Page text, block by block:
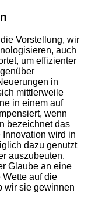
Vorstellung, wir
auch
um effizienter
in
mittlerweile
in einem auf
wenn
bezeichnet das
wird in
dazu genutzt
auszubeuten.
Glaube an eine
auf die
wir sie gewinnen